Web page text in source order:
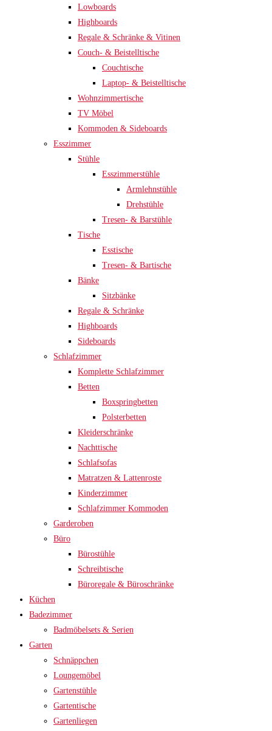
Lowboards
Highboards
Regale & Schränke & Vitinen
Couch- & Beistelltische
Couchtische
Laptop- & Beistelltische
Wohnzimmertische
TV Möbel
Kommoden & Sideboards
Esszimmer
Stühle
Esszimmerstühle
Armlehnstühle
Drehstühle
Tresen- & Barstühle
Tische
Esstische
Tresen- & Bartische
Bänke
Sitzbänke
Regale & Schränke
Highboards
Sideboards
Schlafzimmer
Komplette Schlafzimmer
Betten
Boxspringbetten
Polsterbetten
Kleiderschränke
Nachttische
Schlafsofas
Matratzen & Lattenroste
Kinderzimmer
Schlafzimmer Kommoden
Garderoben
Büro
Bürostühle
Schreibtische
Büroregale & Büroschränke
Küchen
Badezimmer
Badmöbelsets & Serien
Garten
Schnäppchen
Loungemöbel
Gartenstühle
Gartentische
Gartenliegen